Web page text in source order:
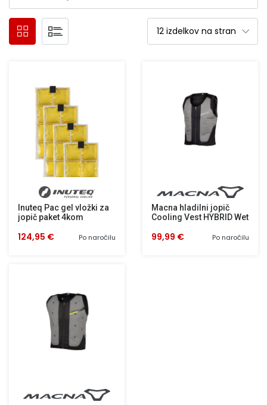
Inuteq Pac gel vložki za
jopič paket 4kom
Po naročilu
124,95 €
Macna hladilni jopič
Cooling Vest HYBRID Wet
Po naročilu
99,99 €